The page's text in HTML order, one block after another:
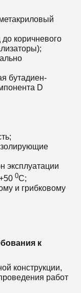
коричневого
бутадиен-
D
эксплуатации
0С;
и грибковому
к
конструкции,
работ